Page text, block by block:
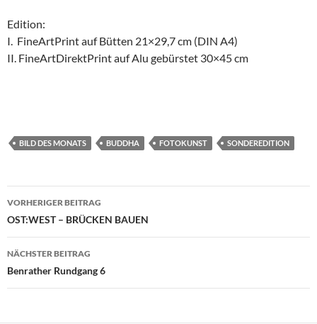
Edition:
I. FineArtPrint auf Bütten 21×29,7 cm (DIN A4)
II. FineArtDirektPrint auf Alu gebürstet 30×45 cm
BILD DES MONATS BUDDHA FOTOKUNST SONDEREDITION
Beitragsnavigation
VORHERIGER BEITRAG
OST:WEST – BRÜCKEN BAUEN
NÄCHSTER BEITRAG
Benrather Rundgang 6